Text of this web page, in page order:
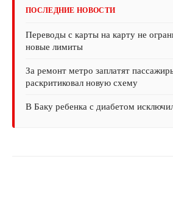
ПОСЛЕДНИЕ НОВОСТИ
Переводы с карты на карту не
новые лимиты
За ремонт метро заплатят
раскритиковал новую схему
В Баку ребенка с диабетом